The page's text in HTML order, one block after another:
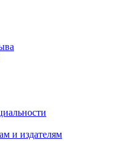
и издателям